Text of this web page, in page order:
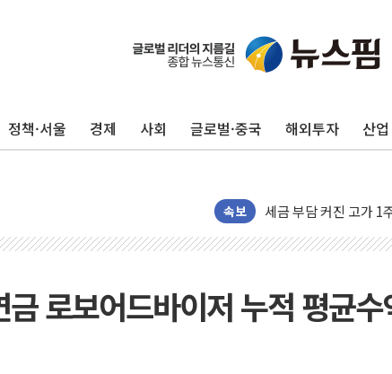
정책·서울 경제 사회 글로벌·중국 해외투자 산업
속보
[채권/외환] 국제유가
트럼프 "이란전 조만
현대리바트, 원가 개
세금 부담 커진 고가 1
[금/유가] 이란의 호르
이란, 오만과 호르무
[민주 당권주자 일정]
로보어드바이저 누적 평균수